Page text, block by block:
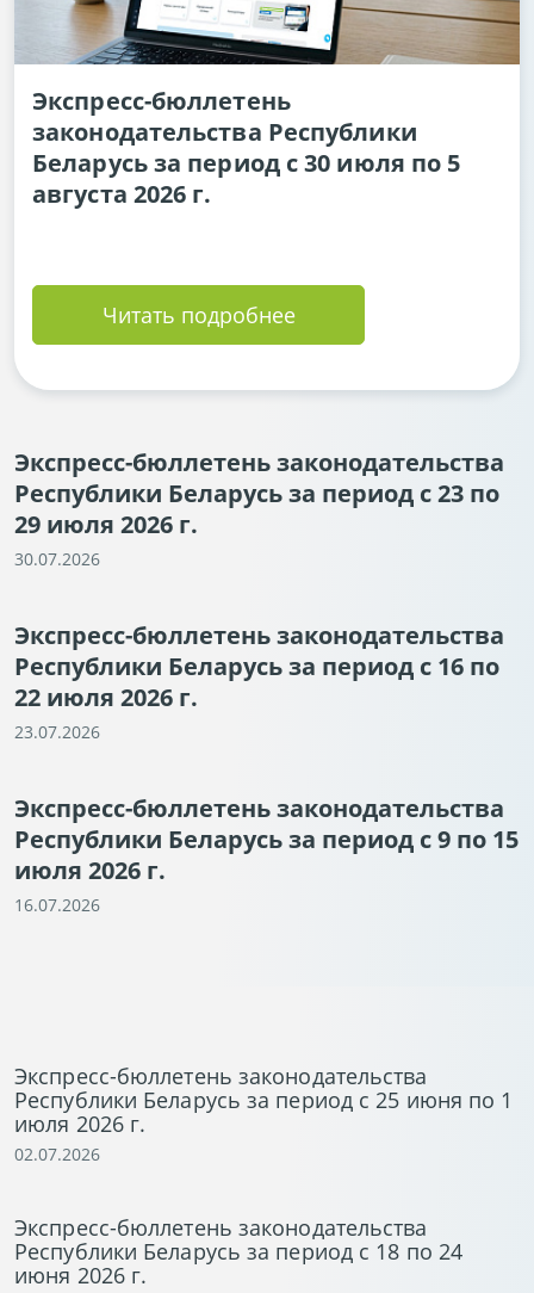
Экспресс-бюллетень
законодательства Республики
Беларусь за период с 30 июля по 5
августа 2026 г.
Читать подробнее
Экспресс-бюллетень законодательства
Республики Беларусь за период с 23 по
29 июля 2026 г.
30.07.2026
Экспресс-бюллетень законодательства
Республики Беларусь за период с 16 по
22 июля 2026 г.
23.07.2026
Экспресс-бюллетень законодательства
Республики Беларусь за период с 9 по 15
июля 2026 г.
16.07.2026
Экспресс-бюллетень законодательства
Республики Беларусь за период с 25 июня по 1
июля 2026 г.
02.07.2026
Экспресс-бюллетень законодательства
Республики Беларусь за период с 18 по 24
июня 2026 г.